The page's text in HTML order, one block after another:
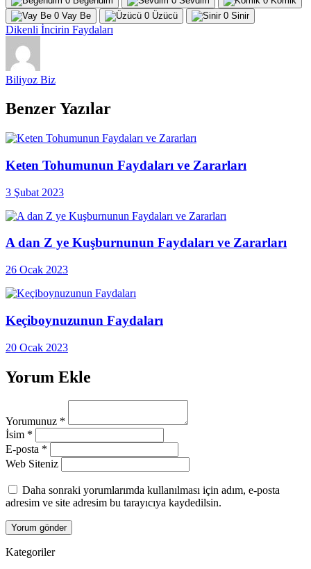
0 Vay Be 0 Üzücü 0 Sinir
Dikenli İncirin Faydaları
Biliyoz Biz
Benzer Yazılar
Keten Tohumunun Faydaları ve Zararları
3 Şubat 2023
A dan Z ye Kuşburnunun Faydaları ve Zararları
26 Ocak 2023
Keçiboynuzunun Faydaları
20 Ocak 2023
Yorum Ekle
Yorumunuz *
İsim *
E-posta *
Web Siteniz
Daha sonraki yorumlarımda kullanılması için adım, e-posta
adresim ve site adresim bu tarayıcıya kaydedilsin.
Kategoriler